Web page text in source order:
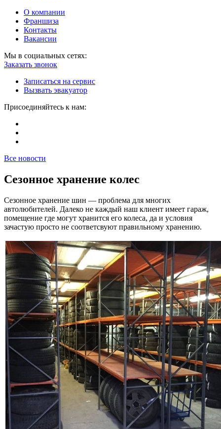
О компании
Франшиза
Контакты
Вакансии
Мы в социальных сетях:
Заказать звонок
Записаться на сервис
Вызвать эвакуатор
Присоединяйтесь к нам:
Все новости
Сезонное хранение колес
Сезонное хранение шин — проблема для многих
автолюбителей. Далеко не каждый наш клиент имеет гараж,
помещение где могут хранится его колеса, да и условия
зачастую просто не соответсвуют правильному хранению.